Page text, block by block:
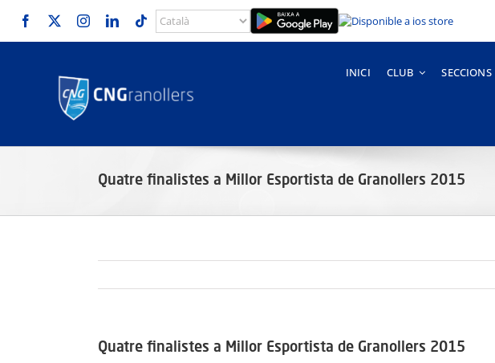
INICI CLUB SECCIONS
Quatre finalistes a Millor Esportista de Granollers 2015
Quatre finalistes a Millor Esportista de Granollers 2015